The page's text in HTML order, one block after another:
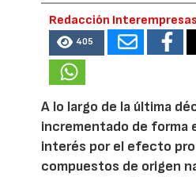
Redacción Interempresas
405
A lo largo de la última
incrementado de forma
interés por el efecto
compuestos de origen